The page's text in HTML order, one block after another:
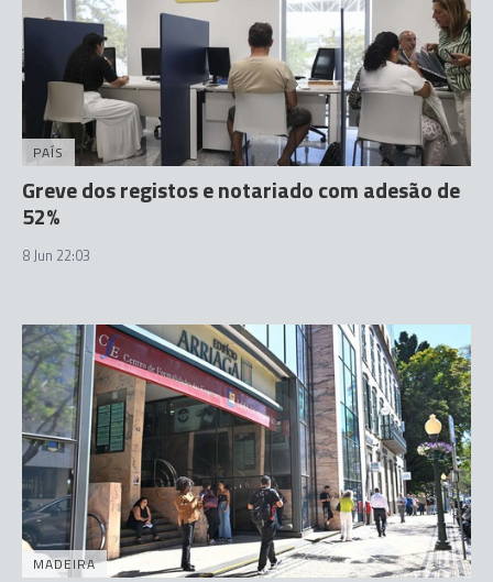
PAÍS
Greve dos registos e notariado com adesão de
52%
8 Jun 22:03
MADEIRA